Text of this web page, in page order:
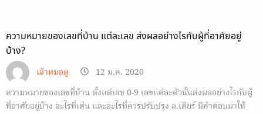
ความหมายของเลขที่บ้าน แต่ละเลข ส่งผลอย่างไรกับผู้ที่อาศัยอยู่
บ้าง?
เจ้าหมอดู
12 ม.ค. 2020
ความหมายของเลขที่บ้าน ตั้งแต่เลข 0-9 เลขแต่ละตัวนั้นส่งผลอย่างไรกับผู้
ที่อาศัยอยู่บ้าง อะไรที่เด่น และอะไรที่ควรปรับปรุง อ.เดียร์ มีคำตอบมาให้